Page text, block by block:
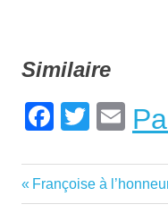
Similaire
Navigation
Previous
Post:
Françoise à